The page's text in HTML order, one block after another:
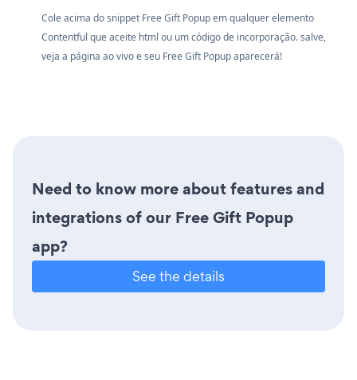
Cole acima do snippet Free Gift Popup em qualquer elemento
Contentful que aceite html ou um código de incorporação. salve,
veja a página ao vivo e seu Free Gift Popup aparecerá!
Need to know more about features and
integrations of our Free Gift Popup
app?
See the details